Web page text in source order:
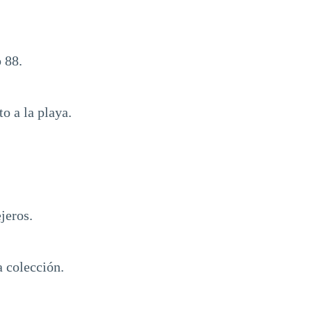
88.
a la playa.
colección.